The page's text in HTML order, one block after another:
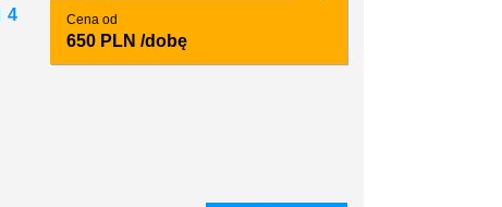
4 Cena od
650 PLN /dobę